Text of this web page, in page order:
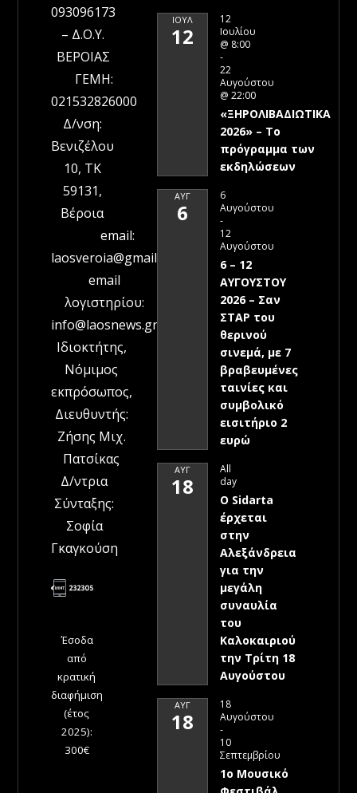
093096173
– Δ.Ο.Υ.
ΒΕΡΟΙΑΣ
ΓΕΜΗ:
021532826000
Δ/νση:
Βενιζέλου
10, ΤΚ
59131,
Βέροια
email:
laosveroia@gmail.com
email
λογιστηρίου:
info@laosnews.gr
Ιδιοκτήτης,
Νόμιμος
εκπρόσωπος,
Διευθυντής:
Ζήσης Μιχ.
Πατσίκας
Δ/ντρια
Σύνταξης:
Σοφία
Γκαγκούση
Έσοδα
από
κρατική
διαφήμιση
(έτος
2025):
300€
ΙΟΎΛ
12
12
Ιουλίου
@ 8:00
-
22
Αυγούστου
@ 22:00
«ΞΗΡΟΛΙΒΑΔΙΩΤΙΚΑ
2026» – To
πρόγραμμα των
εκδηλώσεων
ΑΥΓ
6
6
Αυγούστου
-
12
Αυγούστου
6 – 12
ΑΥΓΟΥΣΤΟΥ
2026 – Σαν
ΣΤΑΡ του
θερινού
σινεμά, με 7
βραβευμένες
ταινίες και
συμβολικό
εισιτήριο 2
ευρώ
ΑΥΓ
18
All
day
Ο Sidarta
έρχεται
στην
Αλεξάνδρεια
για την
μεγάλη
συναυλία
του
Καλοκαιριού
την Τρίτη 18
Αυγούστου
ΑΥΓ
18
18
Αυγούστου
-
10
Σεπτεμβρίου
1ο Μουσικό